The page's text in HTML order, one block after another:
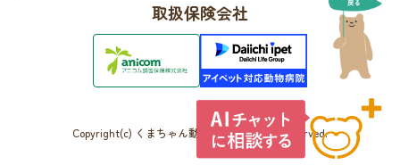
取扱保険会社
Copyright(c) くまちゃん動物病院 All Rights Reserved.